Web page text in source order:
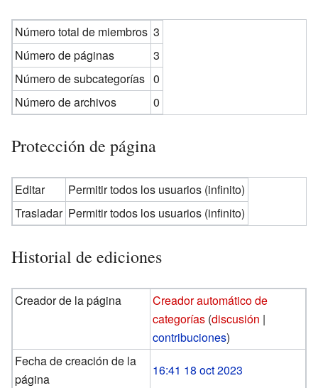
Número total de miembros 3
Número de páginas
3
Número de subcategorías 0
Número de archivos
0
Protección de página
Editar
Permitir todos los usuarios (infinito)
Trasladar Permitir todos los usuarios (infinito)
Historial de ediciones
Creador de la página
Creador automático de
categorías (discusión |
contribuciones)
Fecha de creación de la
página
16:41 18 oct 2023